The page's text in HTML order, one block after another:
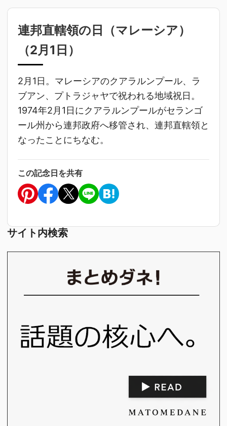
連邦直轄領の日（マレーシア）
（2月1日 ）
2月1日。マレーシアのクアラルンプール、ラ
ブアン、プトラジャヤで祝われる地域祝日。
1974年2月1日にクアラルンプールがセランゴ
ール州から連邦政府へ移管され、連邦直轄領と
なったことにちなむ。
この記念日を共有
サイト内検索